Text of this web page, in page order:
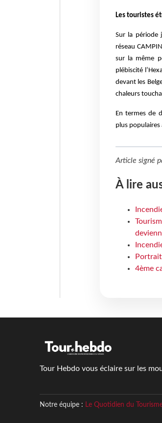
Les touristes
Sur la période
réseau
sur la même
plébiscité
devant les
chaleurs
En termes de
plus populaires
Article signé
À lire
4ème
Tour Hebdo vous éclaire sur les
Notre équipe : Le Quotidien du